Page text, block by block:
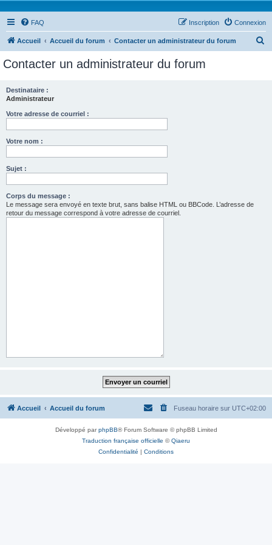
FAQ Connexion
Inscription
Accueil Accueil du forum Contacter un administrateur du forum
Contacter un administrateur du forum
Destinataire :
Administrateur
Votre adresse de courriel :
Votre nom :
Sujet :
Corps du message :
Le message sera envoyé en texte brut, sans balise HTML ou BBCode. L’adresse de
retour du message correspond à votre adresse de courriel.
Accueil Accueil du forum Fuseau horaire sur UTC+02:00
Développé parphpBB® Forum Software © phpBB Limited
Traduction française officielle ©Qiaeru
Confidentialité | Conditions